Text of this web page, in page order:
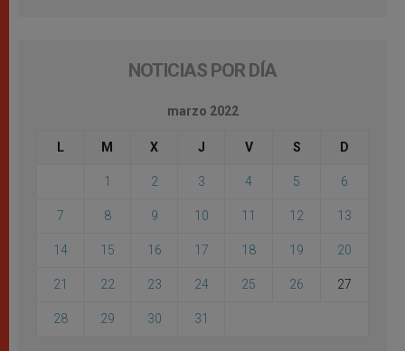
NOTICIAS POR DÍA
marzo 2022
L M X J V S D
1 2 3 4 5 6
7 8 9 10 11 12 13
14 15 16 17 18 19 20
21 22 23 24 25 26 27
28 29 30 31